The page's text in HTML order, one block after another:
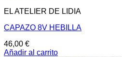
EL ATELIER DE LIDIA
CAPAZO 8V HEBILLA
46,00 €
Añadir al carrito